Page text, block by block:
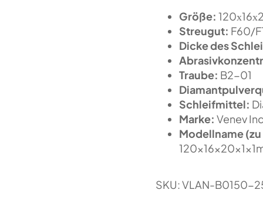
Größe:
Streugut: F60/
Dicke des
Traube: B2-01
Schleifmittel:
Marke: Venev
Modellname
SKU:VLAN-B0150-